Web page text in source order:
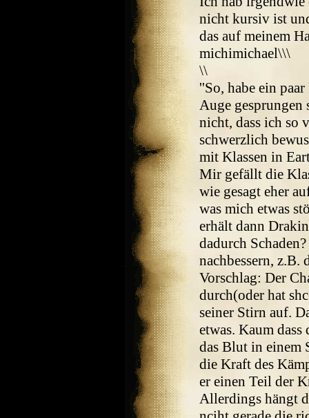
nicht kursiv ist
das auf meinem
michimichael\\\
\\
''So, habe ein
Auge gesprungen
nicht, dass ich so
schwerzlich
mit Klassen in
Mir gefällt die
wie gesagt eher
was mich etwas
erhält dann
dadurch
nachbessern, z.B.
Vorschlag: Der
durch(oder hat
seiner Stirn auf.
etwas. Kaum
das Blut in einem
die Kraft des
er einen Teil der
Allerdings hängt